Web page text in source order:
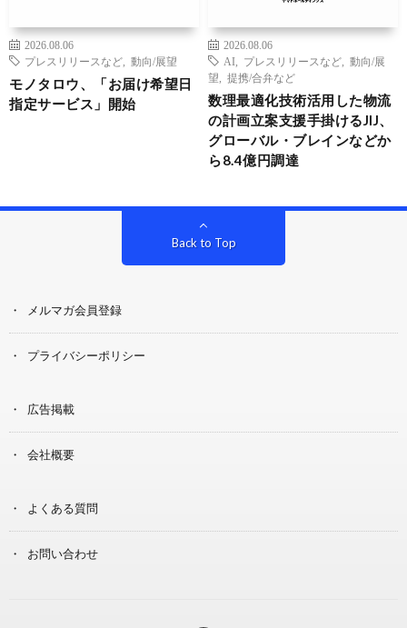
2026.08.06
プレスリリースなど
動向/展望
モノタロウ、「お届け希望日
指定サービス」開始
2026.08.06
AI
プレスリリースなど
動向/展
望
提携/合弁など
数理最適化技術活用した物流
の計画立案支援手掛けるJIJ、
グローバル・ブレインなどか
ら8.4億円調達
Back to Top
メルマガ会員登録
プライバシーポリシー
広告掲載
会社概要
よくある質問
お問い合わせ